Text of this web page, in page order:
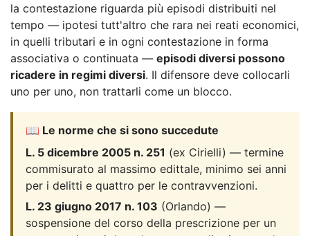
la contestazione riguarda più episodi distribuiti nel
tempo — ipotesi tutt'altro che rara nei reati economici,
in quelli tributari e in ogni contestazione in forma
associativa o continuata — episodi diversi possono
ricadere in regimi diversi. Il difensore deve collocarli
uno per uno, non trattarli come un blocco.
📖 Le norme che si sono succedute
L. 5 dicembre 2005 n. 251 (ex Cirielli) — termine
commisurato al massimo edittale, minimo sei anni
per i delitti e quattro per le contravvenzioni.
L. 23 giugno 2017 n. 103 (Orlando) —
sospensione del corso della prescrizione per un